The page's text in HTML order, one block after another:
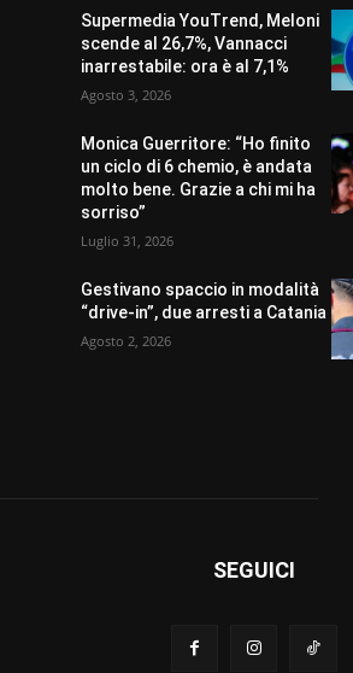
Supermedia YouTrend, Meloni
scende al 26,7%, Vannacci
inarrestabile: ora è al 7,1%
Agosto 3, 2026
Monica Guerritore: “Ho finito
un ciclo di 6 chemio, è andata
molto bene. Grazie a chi mi ha
sorriso”
Luglio 31, 2026
Gestivano spaccio in modalità
“drive-in”, due arresti a Catania
Agosto 2, 2026
SEGUICI